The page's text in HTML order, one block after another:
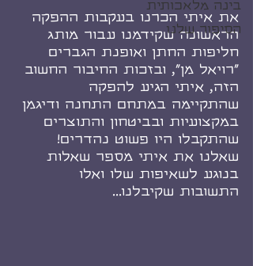
בינה מלאכותית
הסיפור שלנו
את איתי הכרנו בעקבות ההפקה
הראשונה שקידמנו עבור מותג
חליפות החתן ואופנת הגברים
"רויאל מן", ובזכות החיבור החשוב
הזה, איתי הגיע להפקה
שהתקיימה במתחם התחנה ודיגמן
במקצועיות ובביטחון והתוצרים
שהתקבלו היו פשוט נהדרים!
שאלנו את איתי מספר שאלות
בנוגע לשאיפות שלו ואלו
התשובות שקיבלנו...